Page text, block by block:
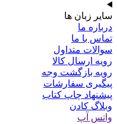
سایر زبان ها
درباره ما
تماس با ما
سوالات متداول
رویه ارسال کالا
رویه بازگشت وجه
پیگیری سفارشات
پیشنهاد چاپ کتاب
وبلاگ کادن
واتس آپ